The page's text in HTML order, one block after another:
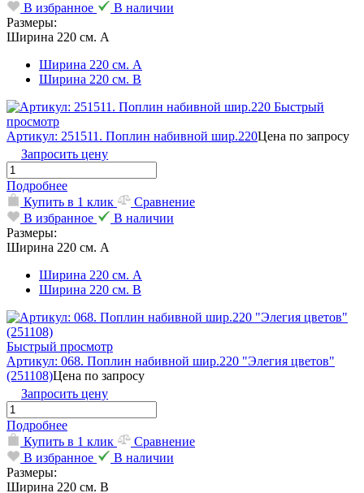
В избранное
В наличии
Размеры:
Ширина 220 см. А
Ширина 220 см. А
Ширина 220 см. В
Быстрый
просмотр
Артикул: 251511. Поплин набивной шир.220Цена по запросу
Запросить цену
Подробнее
Купить в 1 клик
Сравнение
В избранное
В наличии
Размеры:
Ширина 220 см. А
Ширина 220 см. А
Ширина 220 см. В
Быстрый просмотр
Артикул: 068. Поплин набивной шир.220 "Элегия цветов"
(251108)Цена по запросу
Запросить цену
Подробнее
Купить в 1 клик
Сравнение
В избранное
В наличии
Размеры:
Ширина 220 см. В